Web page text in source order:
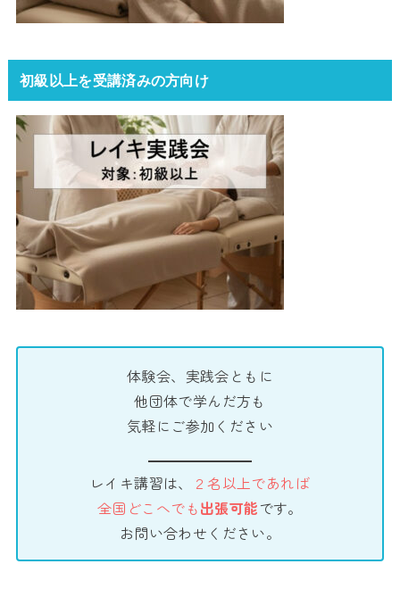
初級以上を受講済みの方向け
体験会、実践会ともに
他団体で学んだ方も
気軽にご参加ください
レイキ講習は、
２名以上であれば
全国どこへでも出張可能です。
お問い合わせください。